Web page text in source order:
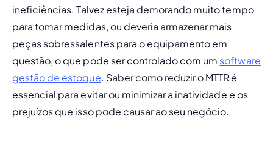
ineficiências. Talvez esteja demorando muito tempo
para tomar medidas, ou deveria armazenar mais
peças sobressalentes para o equipamento em
questão, o que pode ser controlado com um software
gestão de estoque. Saber como reduzir o MTTR é
essencial para evitar ou minimizar a inatividade e os
prejuízos que isso pode causar ao seu negócio.